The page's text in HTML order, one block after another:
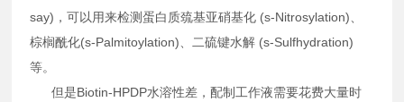
say)，可以用来检测蛋白质巯基亚硝基化 (s-Nitrosylation)、
棕榈酰化(s-Palmitoylation)、二硫键水解 (s-Sulfhydration)
等。
但是Biotin-HPDP水溶性差，配制工作液需要花费大量时